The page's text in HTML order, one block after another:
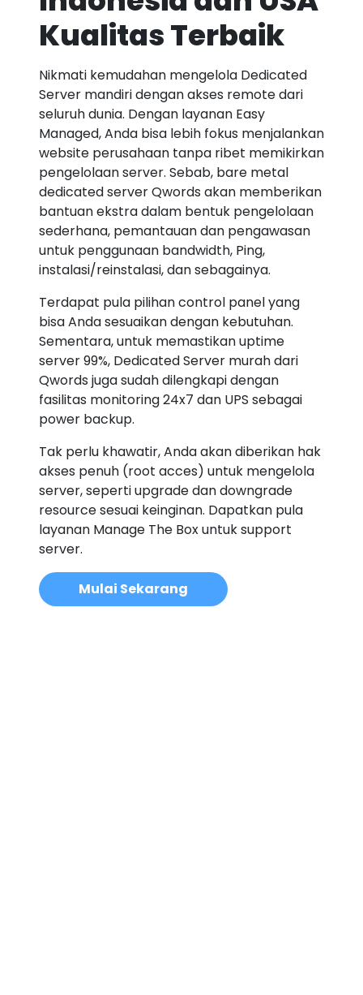
Kualitas Terbaik
Nikmati kemudahan mengelola Dedicated
Server mandiri dengan akses remote dari
seluruh dunia. Dengan layanan Easy
Managed, Anda bisa lebih fokus menjalankan
website perusahaan tanpa ribet memikirkan
pengelolaan server. Sebab, bare metal
dedicated server Qwords akan memberikan
bantuan ekstra dalam bentuk pengelolaan
sederhana, pemantauan dan pengawasan
untuk penggunaan bandwidth, Ping,
instalasi/reinstalasi, dan sebagainya.
Terdapat pula pilihan control panel yang
bisa Anda sesuaikan dengan kebutuhan.
Sementara, untuk memastikan uptime
server 99%, Dedicated Server murah dari
Qwords juga sudah dilengkapi dengan
fasilitas monitoring 24x7 dan UPS sebagai
power backup.
Tak perlu khawatir, Anda akan diberikan hak
akses penuh (root acces) untuk mengelola
server, seperti upgrade dan downgrade
resource sesuai keinginan. Dapatkan pula
layanan Manage The Box untuk support
server.
Mulai Sekarang